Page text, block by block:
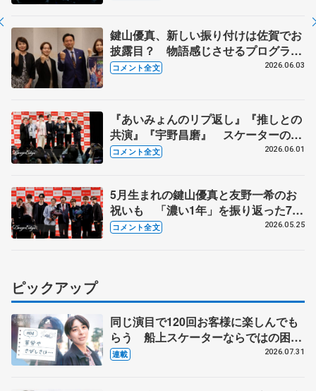
鍵山優真、新しい振り付けは佐賀でお
披露目？ 物語感じさせるプログラム
に 【佐賀県庁訪問】
コメント全文 2026.06.03
『あいみょんのリプ返し』『推しとの
共演』『宇野昌磨』 スケーターの三
大ニュースは？【コラントッテ・トー
コメント全文 2026.06.01
5月生まれの鍵山優真と友野一希のお
祝いも 「濃い1年」を振り返った7人
【コラントッテ・トークイベント②】
コメント全文 2026.05.25
ピックアップ
同じ演目で120回お客様に楽しんでも
らう 船上スケーターならではの困難
とは 影響あったPIW前キャプテン松
連載 2026.07.31